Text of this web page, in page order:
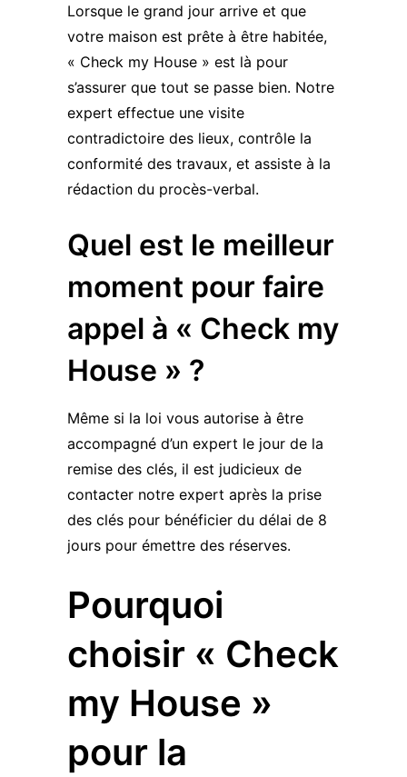
Lorsque le grand jour arrive et que
votre maison est prête à être habitée,
« Check my House » est là pour
s’assurer que tout se passe bien. Notre
expert effectue une visite
contradictoire des lieux, contrôle la
conformité des travaux, et assiste à la
rédaction du procès-verbal.
Quel est le meilleur
moment pour faire
appel à « Check my
House » ?
Même si la loi vous autorise à être
accompagné d’un expert le jour de la
remise des clés, il est judicieux de
contacter notre expert après la prise
des clés pour bénéficier du délai de 8
jours pour émettre des réserves.
Pourquoi
choisir « Check
my House »
pour la